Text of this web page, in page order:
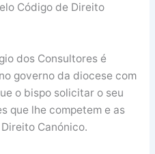
Código de Direito
dos Consultores é
governo da diocese com
o bispo solicitar o seu
que lhe competem e as
Canónico.